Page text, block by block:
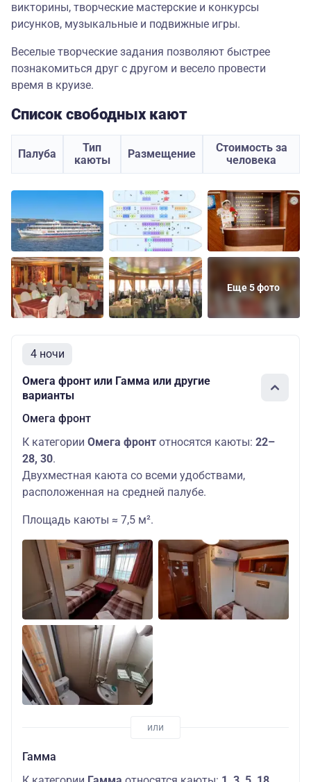
викторины, творческие мастерские и конкурсы
рисунков, музыкальные и подвижные игры.
Веселые творческие задания позволяют быстрее
познакомиться друг с другом и весело провести
время в круизе.
Список свободных кают
Палуба
Тип
каюты
Размещение
Стоимость за
человека
Еще 5 фото
4 ночи
Омега фронт или Гамма или другие
варианты
Омега фронт
К категории Омега фронт относятся каюты: 22–
28, 30.
Двухместная каюта со всеми удобствами,
расположенная на средней палубе.
Площадь каюты ≈ 7,5 м².
Гамма